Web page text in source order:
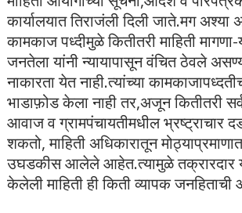
कार्यालयात तिराजंली दिली जाते.मग अश्या
कामकाज पध्दीमुळे कितीतरी माहिती मागणा-
जनतेला यांनी न्यायापासून वंचित ठेवले
नाकारता येत नाही.त्यांच्या
भाडाफ़ोड केला नाही तर,अजून कितीतरी
आवाज व ग्रामपंचायतीमधील भ्रष्ट्राचार
शकतो, माहिती अधिकारातून
उघडकीस आलेले आहेत.त्यामुळे तक्रारदार
केलेली माहिती ही किती व्यापक